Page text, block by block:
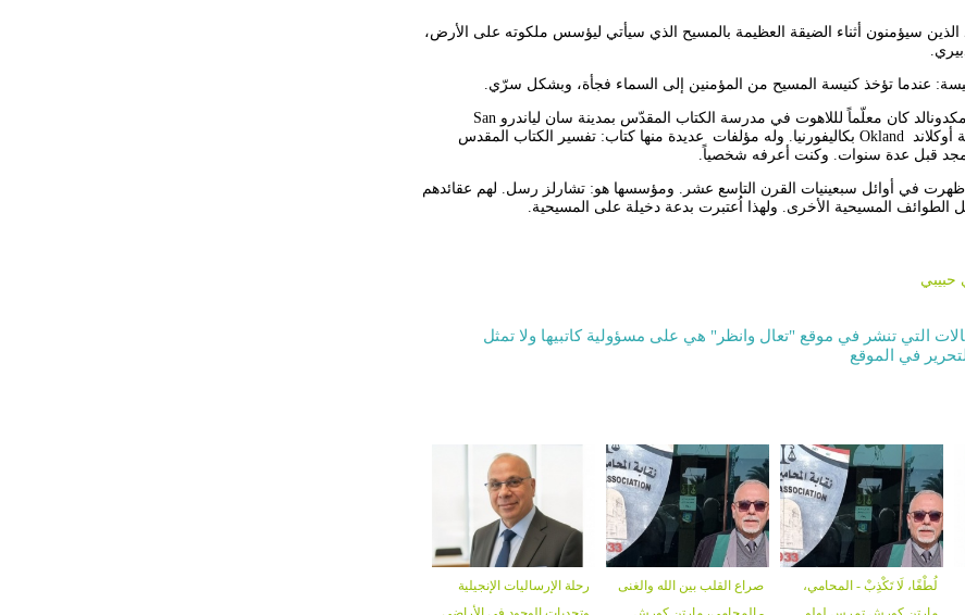
الذين سيؤمنون أثناء الضيقة العظيمة بالمسيح الذي سيأتي ليؤسس ملكوته على الأرض،
San
أوكلاند Okland بكاليفورنيا. وله مؤلفات عديدة منها كتاب: تفسير الكتاب المقدس
قبل عدة سنوات. وكنت أعرفه شخصياً.
ظهرت في أوائل سبعينيات القرن التاسع عشر. ومؤسسها هو: تشارلز رسل. لهم عقائدهم
الطوائف المسيحية الأخرى. ولهذا اُعتبرت بدعة دخيلة على المسيحية.
التي تنشر في موقع "تعال وانظر" هي على مسؤولية كاتبيها ولا تمثل
في الموقع
لُطْفًا، لَا تَكْذِبْ - المحامي،
صراع القلب بين الله والغنى
رحلة الإرساليات الإنجيلية